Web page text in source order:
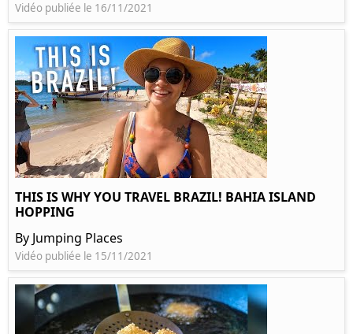
Vidéo publiée le 16/11/2021
THIS IS WHY YOU TRAVEL BRAZIL! BAHIA ISLAND
HOPPING
By Jumping Places
Vidéo publiée le 15/11/2021